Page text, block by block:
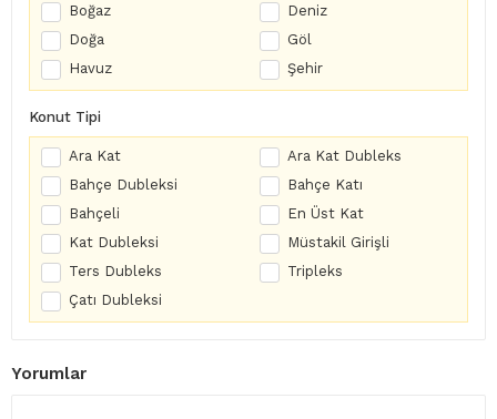
Boğaz
Deniz
Doğa
Göl
Havuz
Şehir
Konut Tipi
Ara Kat
Ara Kat Dubleks
Bahçe Dubleksi
Bahçe Katı
Bahçeli
En Üst Kat
Kat Dubleksi
Müstakil Girişli
Ters Dubleks
Tripleks
Çatı Dubleksi
Yorumlar